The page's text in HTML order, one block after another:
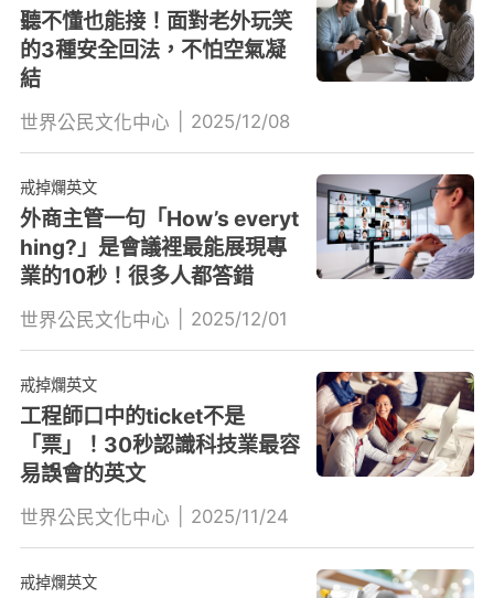
聽不懂也能接！面對老外玩笑
的3種安全回法，不怕空氣凝
結
世界公民文化中心 2025/12/08
戒掉爛英文
外商主管一句「How’s everyt
hing?」是會議裡最能展現專
業的10秒！很多人都答錯
世界公民文化中心 2025/12/01
戒掉爛英文
工程師口中的ticket不是
「票」！30秒認識科技業最容
易誤會的英文
世界公民文化中心 2025/11/24
戒掉爛英文